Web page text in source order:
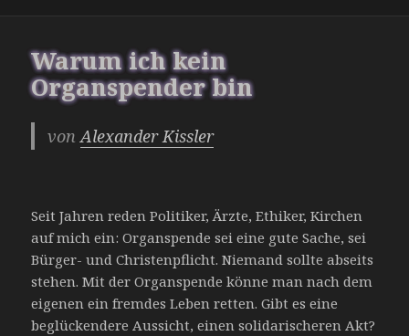
Warum ich kein
Organspender bin
vonAlexander Kissler
Seit Jahren reden Politiker, Ärzte, Ethiker, Kirchen
auf mich ein: Organspende sei eine gute Sache, sei
Bürger- und Christenpflicht. Niemand sollte abseits
stehen. Mit der Organspende könne man nach dem
eigenen ein fremdes Leben retten. Gibt es eine
beglückendere Aussicht, einen solidarischeren Akt?